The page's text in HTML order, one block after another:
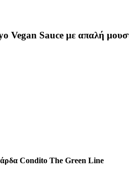
Vegan Sauce με απαλή
Condito The Green Line